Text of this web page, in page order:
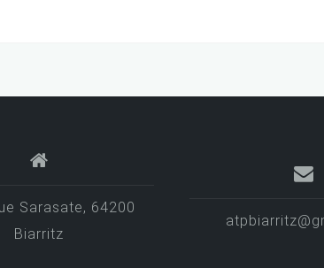
Sarasate, 64200
Biarritz